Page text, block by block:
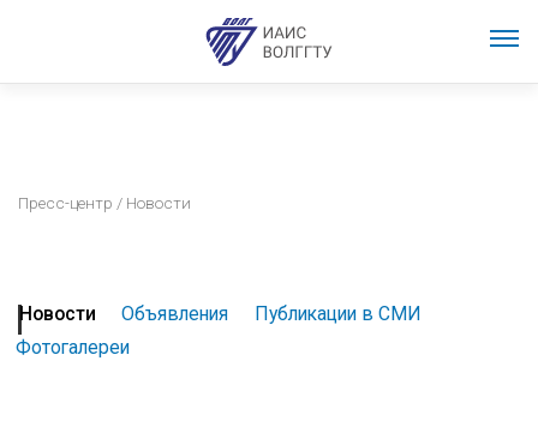
Пресс-центр / Новости
Новости Объявления
Публикации в СМИ
Фотогалереи